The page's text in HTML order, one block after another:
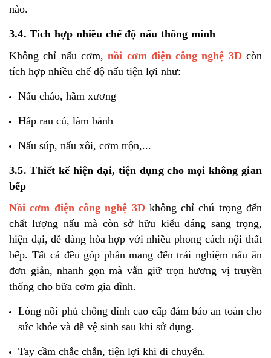
nào.
3.4. Tích hợp nhiều chế độ nấu thông minh
Không chỉ nấu cơm,nồi cơm điện công nghệ 3D còn
tích hợp nhiều chế độ nấu tiện lợi như:
Nấu cháo, hầm xương
Hấp rau củ, làm bánh
Nấu súp, nấu xôi, cơm trộn,...
3.5. Thiết kế hiện đại, tiện dụng cho mọi không gian
bếp
Nồi cơm điện công nghệ 3D không chỉ chú trọng đến
chất lượng nấu mà còn sở hữu kiểu dáng sang trọng,
hiện đại, dễ dàng hòa hợp với nhiều phong cách nội thất
bếp. Tất cả đều góp phần mang đến trải nghiệm nấu ăn
đơn giản, nhanh gọn mà vẫn giữ trọn hương vị truyền
thống cho bữa cơm gia đình.
Lòng nồi phủ chống dính cao cấp đảm bảo an toàn cho
sức khỏe và dễ vệ sinh sau khi sử dụng.
Tay cầm chắc chắn, tiện lợi khi di chuyển.